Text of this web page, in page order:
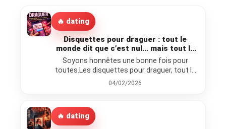
🔥 dating
Disquettes pour draguer : tout le
monde dit que c’est nul… mais tout le
monde en envoie
Soyons honnêtes une bonne fois pour
toutes.Les disquettes pour draguer, tout le
monde dit que c’est nul.Tout le…
04/02/2026
🔥 dating